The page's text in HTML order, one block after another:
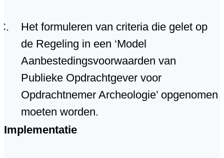
Het formuleren van criteria die gelet op
de Regeling in een ‘Model
Aanbestedingsvoorwaarden van
Publieke Opdrachtgever voor
Opdrachtnemer Archeologie’ opgenomen
moeten worden.
Implementatie